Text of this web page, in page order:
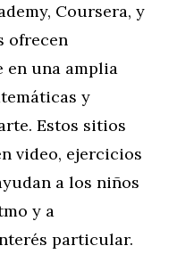
Coursera, y
ofrecen
en una amplia
y
Estos sitios
video, ejercicios
a los niños
y a
particular.